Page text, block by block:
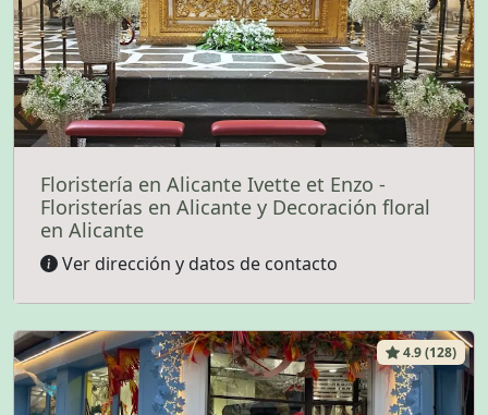
Floristería en Alicante Ivette et Enzo -
Floristerías en Alicante y Decoración floral
en Alicante
Ver dirección y datos de contacto
4.9 (128)